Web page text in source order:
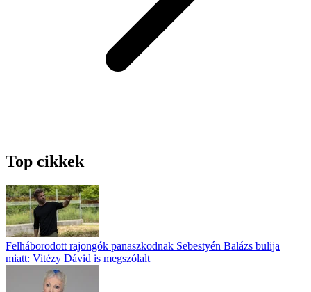
Top cikkek
Felháborodott rajongók panaszkodnak Sebestyén Balázs bulija
miatt: Vitézy Dávid is megszólalt